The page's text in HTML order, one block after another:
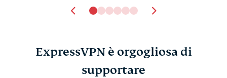
ExpressVPN è orgogliosa di
supportare